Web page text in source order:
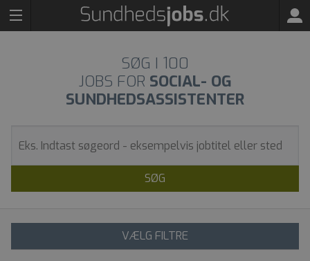
SØG I 100
JOBS FOR SOCIAL- OG
SUNDHEDSASSISTENTER
SØG
VÆLG FILTRE